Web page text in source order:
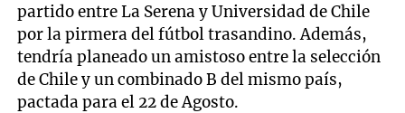
partido entreLa Serena y Universidad de Chile
por la pirmera del fútbol trasandino. Además,
tendría planeado un amistoso entre la selección
de Chile y un combinado B del mismo país,
pactada para el 22 de Agosto.